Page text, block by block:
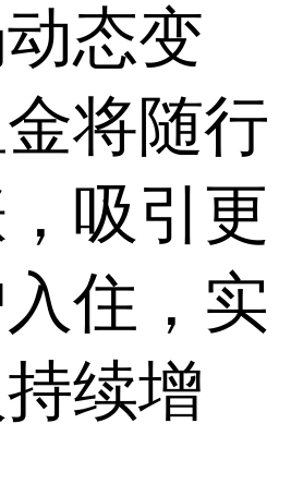
态变
将随行
吸引更
住，实
续增